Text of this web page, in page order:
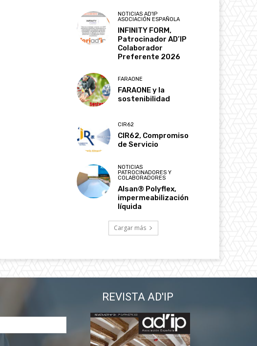
NOTICIAS AD'IP
ASOCIACIÓN ESPAÑOLA
INFINITY FORM,
Patrocinador AD’IP
Colaborador
Preferente 2026
FARAONE
FARAONE y la
sostenibilidad
CIR62
CIR62, Compromiso
de Servicio
NOTICIAS
PATROCINADORES Y
COLABORADORES
Alsan® Polyflex,
impermeabilización
líquida
Cargar más
REVISTA AD'IP